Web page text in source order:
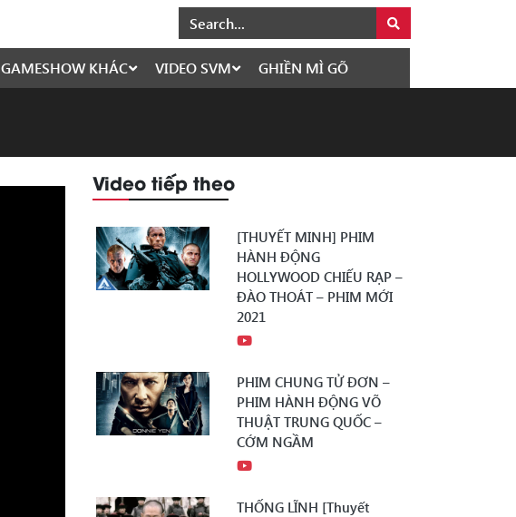
GAMESHOW KHÁC VIDEO SVM GHIỀN MÌ GÕ
Video tiếp theo
[THUYẾT MINH] PHIM
HÀNH ĐỘNG
HOLLYWOOD CHIẾU RẠP –
ĐÀO THOÁT – PHIM MỚI
2021
PHIM CHUNG TỬ ĐƠN –
PHIM HÀNH ĐỘNG VÕ
THUẬT TRUNG QUỐC –
CỚM NGẦM
THỐNG LĨNH [Thuyết